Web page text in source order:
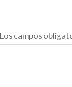
Los campos